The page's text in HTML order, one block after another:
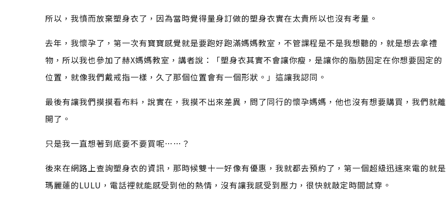
所以，我憤而放棄塑身衣了，因為當時覺得量身訂做的塑身衣實在太貴所以也沒有考量。
去年，我懷孕了，第一次有寶寶感覺就是要跑好跑滿媽媽教室，不管課程是不是我想聽的，就是想去拿禮
物，所以我也參加了赫X媽媽教室，講者說：「塑身衣其實不會讓你瘦，是讓你的脂肪固定在你想要固定的
位置，就像我們戴戒指一樣，久了那個位置會有一個形狀。」這讓我認同。
最後有讓我們摸摸看布料，說實在，我摸不出來差異，問了同行的懷孕媽媽，他也沒有想要購買，我們就離
開了。
只是我一直想著到底要不要買呢……？
後來在網路上查詢塑身衣的資訊，那時候雙十一好像有優惠，我就都去預約了，第一個超級迅速來電的就是
瑪麗蓮的LULU，電話裡就能感受到他的熱情，沒有讓我感受到壓力，很快就敲定時間試穿。